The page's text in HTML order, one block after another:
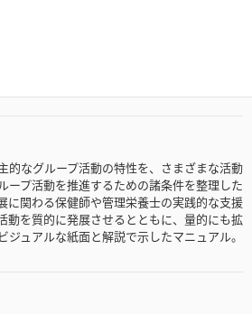
的なグループ活動の特性を、さまざまな活動
ープ活動を推進するための諸条件を整理した
に関わる保健師や管理栄養士の実践的な支援
動を質的に発展させるとともに、量的にも拡
ュアルな紙面と解説で示したマニュアル。